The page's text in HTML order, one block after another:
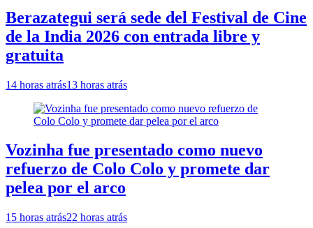
Berazategui será sede del Festival de Cine
de la India 2026 con entrada libre y
gratuita
14 horas atrás13 horas atrás
Vozinha fue presentado como nuevo
refuerzo de Colo Colo y promete dar
pelea por el arco
15 horas atrás22 horas atrás